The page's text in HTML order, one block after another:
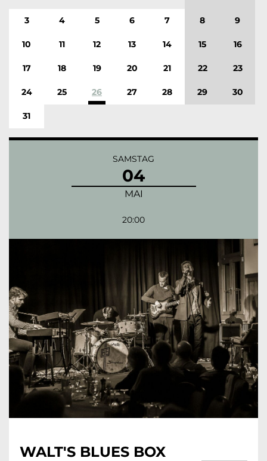
3 4 5 6 7 8 9
10 11 12 13 14 15 16
17 18 19 20 21 22 23
24 25 26 27 28 29 30
31
SAMSTAG
04
MAI
20:00
WALT'S BLUES BOX